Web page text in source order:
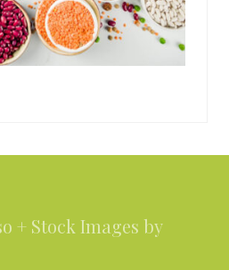
+ Stock Images by